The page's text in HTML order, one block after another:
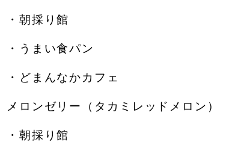
・朝採り館
・うまい食パン
・どまんなかカフェ
メロンゼリー（タカミレッドメロン）
・朝採り館